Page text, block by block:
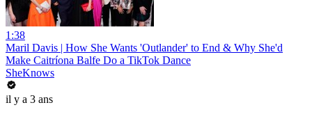
1:38
Maril Davis | How She Wants 'Outlander' to End & Why She'd
Make Caitríona Balfe Do a TikTok Dance
SheKnows
il y a 3 ans